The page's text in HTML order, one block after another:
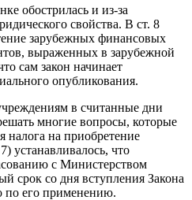
обострилась и из-за
свойства. В ст. 8
зарубежных финансовых
выраженных в зарубежной
сам закон начинает
опубликования.
в считанные дни
многие вопросы, которые
налога на приобретение
устанавливалось, что
с Министерством
срок со дня вступления Закона
по его применению.